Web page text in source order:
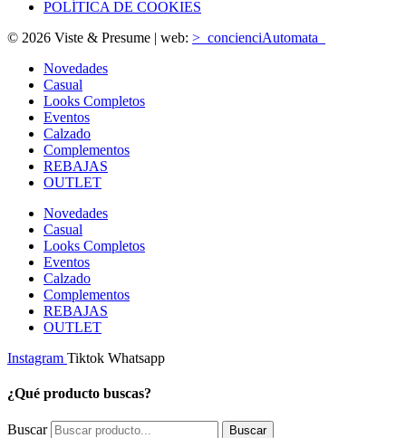
POLÍTICA DE COOKIES
© 2026 Viste & Presume | web: >_concienciAutomata_
Novedades
Casual
Looks Completos
Eventos
Calzado
Complementos
REBAJAS
OUTLET
Novedades
Casual
Looks Completos
Eventos
Calzado
Complementos
REBAJAS
OUTLET
Instagram Tiktok Whatsapp
¿Qué producto buscas?
Buscar Buscar